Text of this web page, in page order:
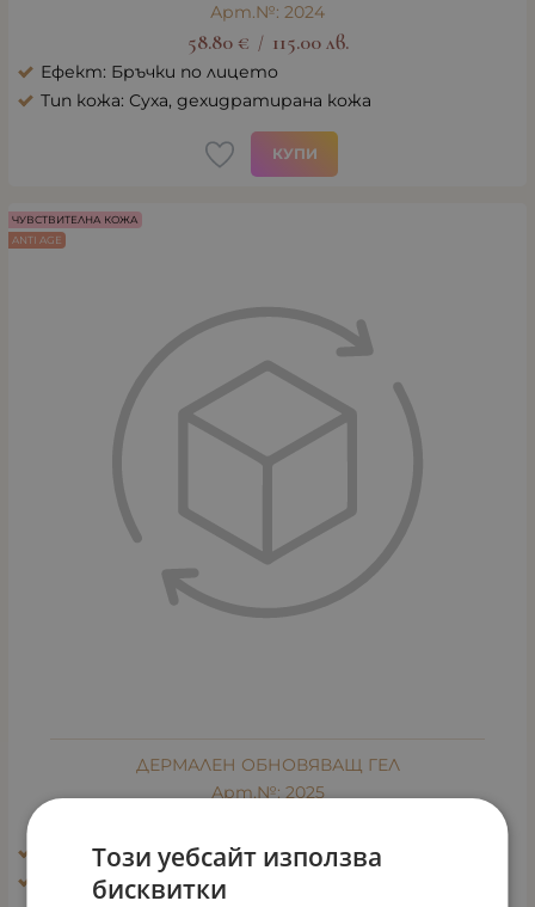
Арт.№: 2024
58.80 € / 115.00 лв.
Ефект: Бръчки по лицето
Тип кожа: Суха, дехидратирана кожа
КУПИ
ДЕРМАЛЕН ОБНОВЯВАЩ ГЕЛ
Арт.№: 2025
Ефект: Блясък, избистряне, освежаване
Тип кожа: Чувствителна кожа
ЧУВСТВИТЕЛНА КОЖА
ANTI AGE
Този уебсайт използва
бисквитки